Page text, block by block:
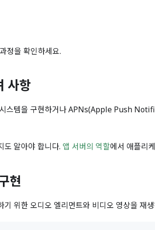
정을 확인하세요.
사항
시스템을 구현하거나 APNs(Apple Push
도 알아야 합니다. 앱 서버의 역할에서 애플리
현
위한 오디오 엘리먼트와 비디오 영상을 재